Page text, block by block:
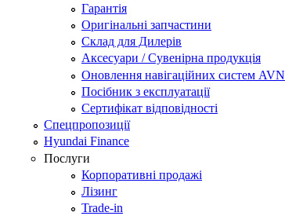
Гарантія
Оригінальні запчастини
Склад для Дилерів
Аксесуари / Сувенірна продукція
Оновлення навігаційних систем AVN
Посібник з експлуатації
Сертифікат відповідності
Спецпропозиції
Hyundai Finance
Послуги
Корпоративні продажі
Лізинг
Trade-in